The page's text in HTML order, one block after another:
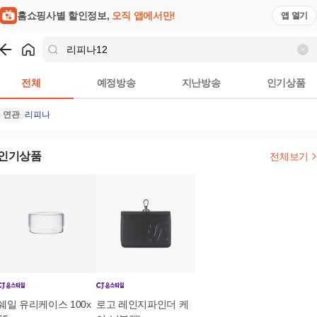
홈쇼핑사별 할인정보, 오직 앱에서만! 앱 열기
전체 예정방송 지난방송 인기상품
연관 리피나
기상품 전체보기
일 유리케이스 100x 로고 레인지파인더 케